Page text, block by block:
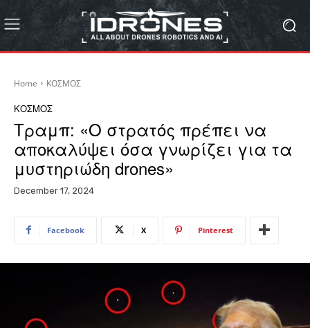
Home ΚΟΣΜΟΣ
ΚΟΣΜΟΣ
Τραμπ: «Ο στρατός πρέπει να
αποκαλύψει όσα γνωρίζει για τα
μυστηριώδη drones»
December 17, 2024
Facebook X Pinterest